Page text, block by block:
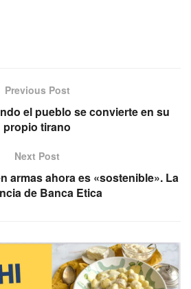
Previous Post
el pueblo se convierte en su
propio tirano
Next Post
armas ahora es «sostenible». La
de Banca Etica